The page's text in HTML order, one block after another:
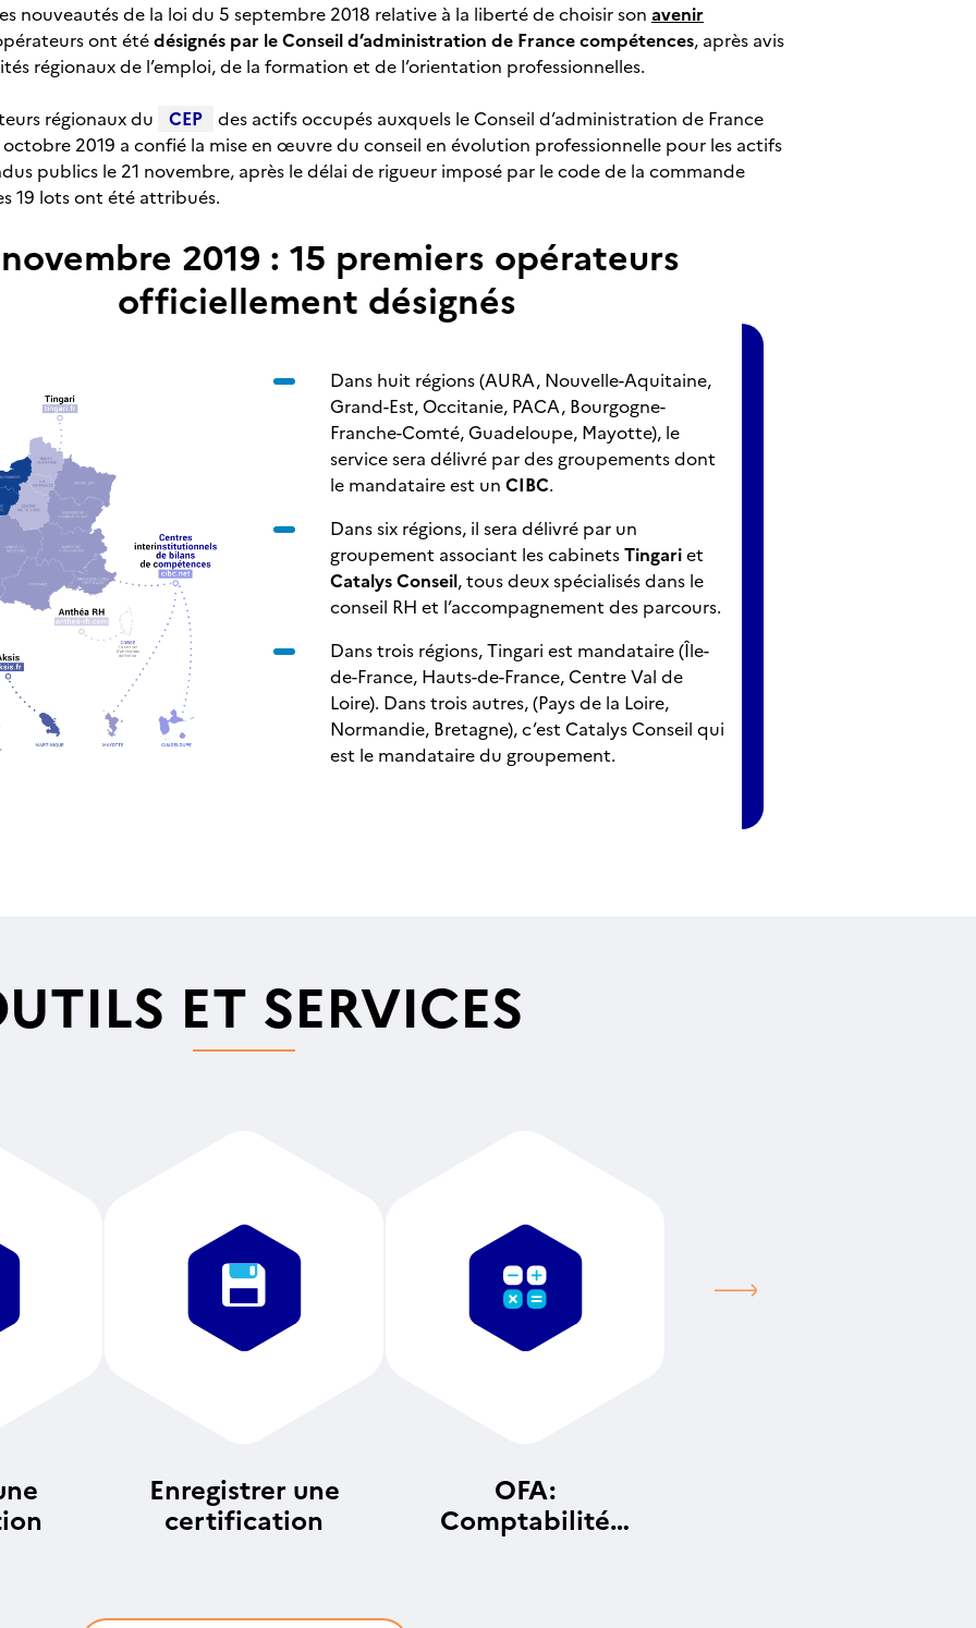
nouveautés de la loi du 5 septembre 2018 relative à la liberté de choisir son avenir
ont étédésignés par le Conseil d’administration de France compétences, après avis
régionaux de l’emploi, de la formation et de l’orientation professionnelles.
régionaux du
CEP des actifs occupés auxquels le Conseil d’administration de France
2019 a confié la mise en œuvre du conseil en évolution professionnelle pour les actifs
publics le 21 novembre, après le délai de rigueur imposé par le code de la commande
19 lots ont été attribués.
2019 : 15 premiers opérateurs
officiellement désignés
Dans huit régions (AURA, Nouvelle-Aquitaine,
Grand-Est, Occitanie, PACA, Bourgogne-
Franche-Comté, Guadeloupe, Mayotte), le
service sera délivré par des groupements dont
le mandataire est un CIBC.
Dans six régions, il sera délivré par un
groupement associant les cabinetsTingariet
Catalys Conseil, tous deux spécialisés dans le
conseil RH et l’accompagnement des parcours.
Dans trois régions, Tingari est mandataire (Île-
de-France, Hauts-de-France, Centre Val de
Loire). Dans trois autres, (Pays de la Loire,
Normandie, Bretagne), c’est Catalys Conseil qui
est le mandataire du groupement.
L’attribution définitive interviendra le
25 novembre.
ET SERVICES
Enregistrer une
certification
OFA:
Comptabilité